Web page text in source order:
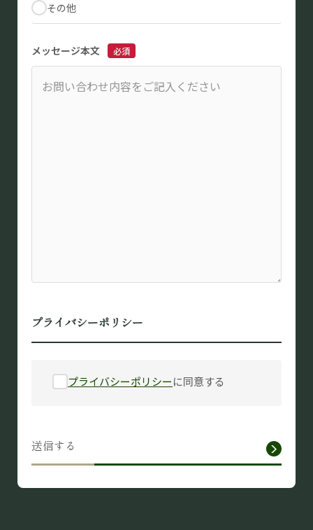
その他
メッセージ本文 必須
プライバシーポリシー
プライバシーポリシーに同意する